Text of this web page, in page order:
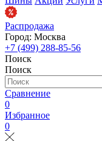
Распродажа
Город: Москва
+7 (499) 288-85-56
Поиск
Поиск
Сравнение
0
Избранное
0